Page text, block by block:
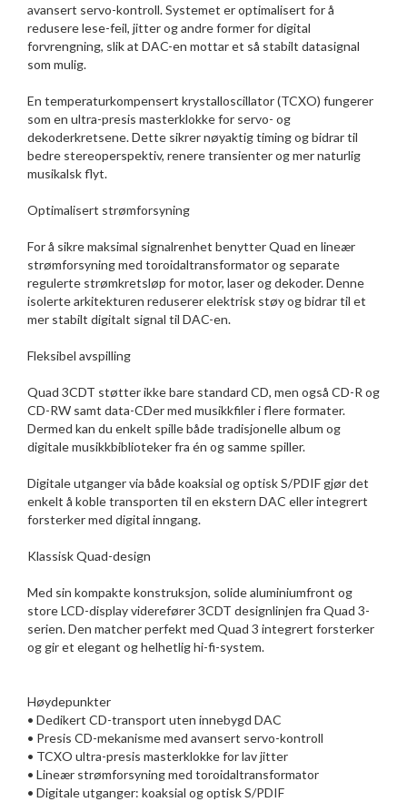
avansert servo-kontroll. Systemet er optimalisert for å
redusere lese-feil, jitter og andre former for digital
forvrengning, slik at DAC-en mottar et så stabilt datasignal
som mulig.
En temperaturkompensert krystalloscillator (TCXO) fungerer
som en ultra-presis masterklokke for servo- og
dekoderkretsene. Dette sikrer nøyaktig timing og bidrar til
bedre stereoperspektiv, renere transienter og mer naturlig
musikalsk flyt.
Optimalisert strømforsyning
For å sikre maksimal signalrenhet benytter Quad en lineær
strømforsyning med toroidaltransformator og separate
regulerte strømkretsløp for motor, laser og dekoder. Denne
isolerte arkitekturen reduserer elektrisk støy og bidrar til et
mer stabilt digitalt signal til DAC-en.
Fleksibel avspilling
Quad 3CDT støtter ikke bare standard CD, men også CD-R og
CD-RW samt data-CDer med musikkfiler i flere formater.
Dermed kan du enkelt spille både tradisjonelle album og
digitale musikkbiblioteker fra én og samme spiller.
Digitale utganger via både koaksial og optisk S/PDIF gjør det
enkelt å koble transporten til en ekstern DAC eller integrert
forsterker med digital inngang.
Klassisk Quad-design
Med sin kompakte konstruksjon, solide aluminiumfront og
store LCD-display viderefører 3CDT designlinjen fra Quad 3-
serien. Den matcher perfekt med Quad 3 integrert forsterker
og gir et elegant og helhetlig hi-fi-system.
Høydepunkter
• Dedikert CD-transport uten innebygd DAC
• Presis CD-mekanisme med avansert servo-kontroll
• TCXO ultra-presis masterklokke for lav jitter
• Lineær strømforsyning med toroidaltransformator
• Digitale utganger: koaksial og optisk S/PDIF